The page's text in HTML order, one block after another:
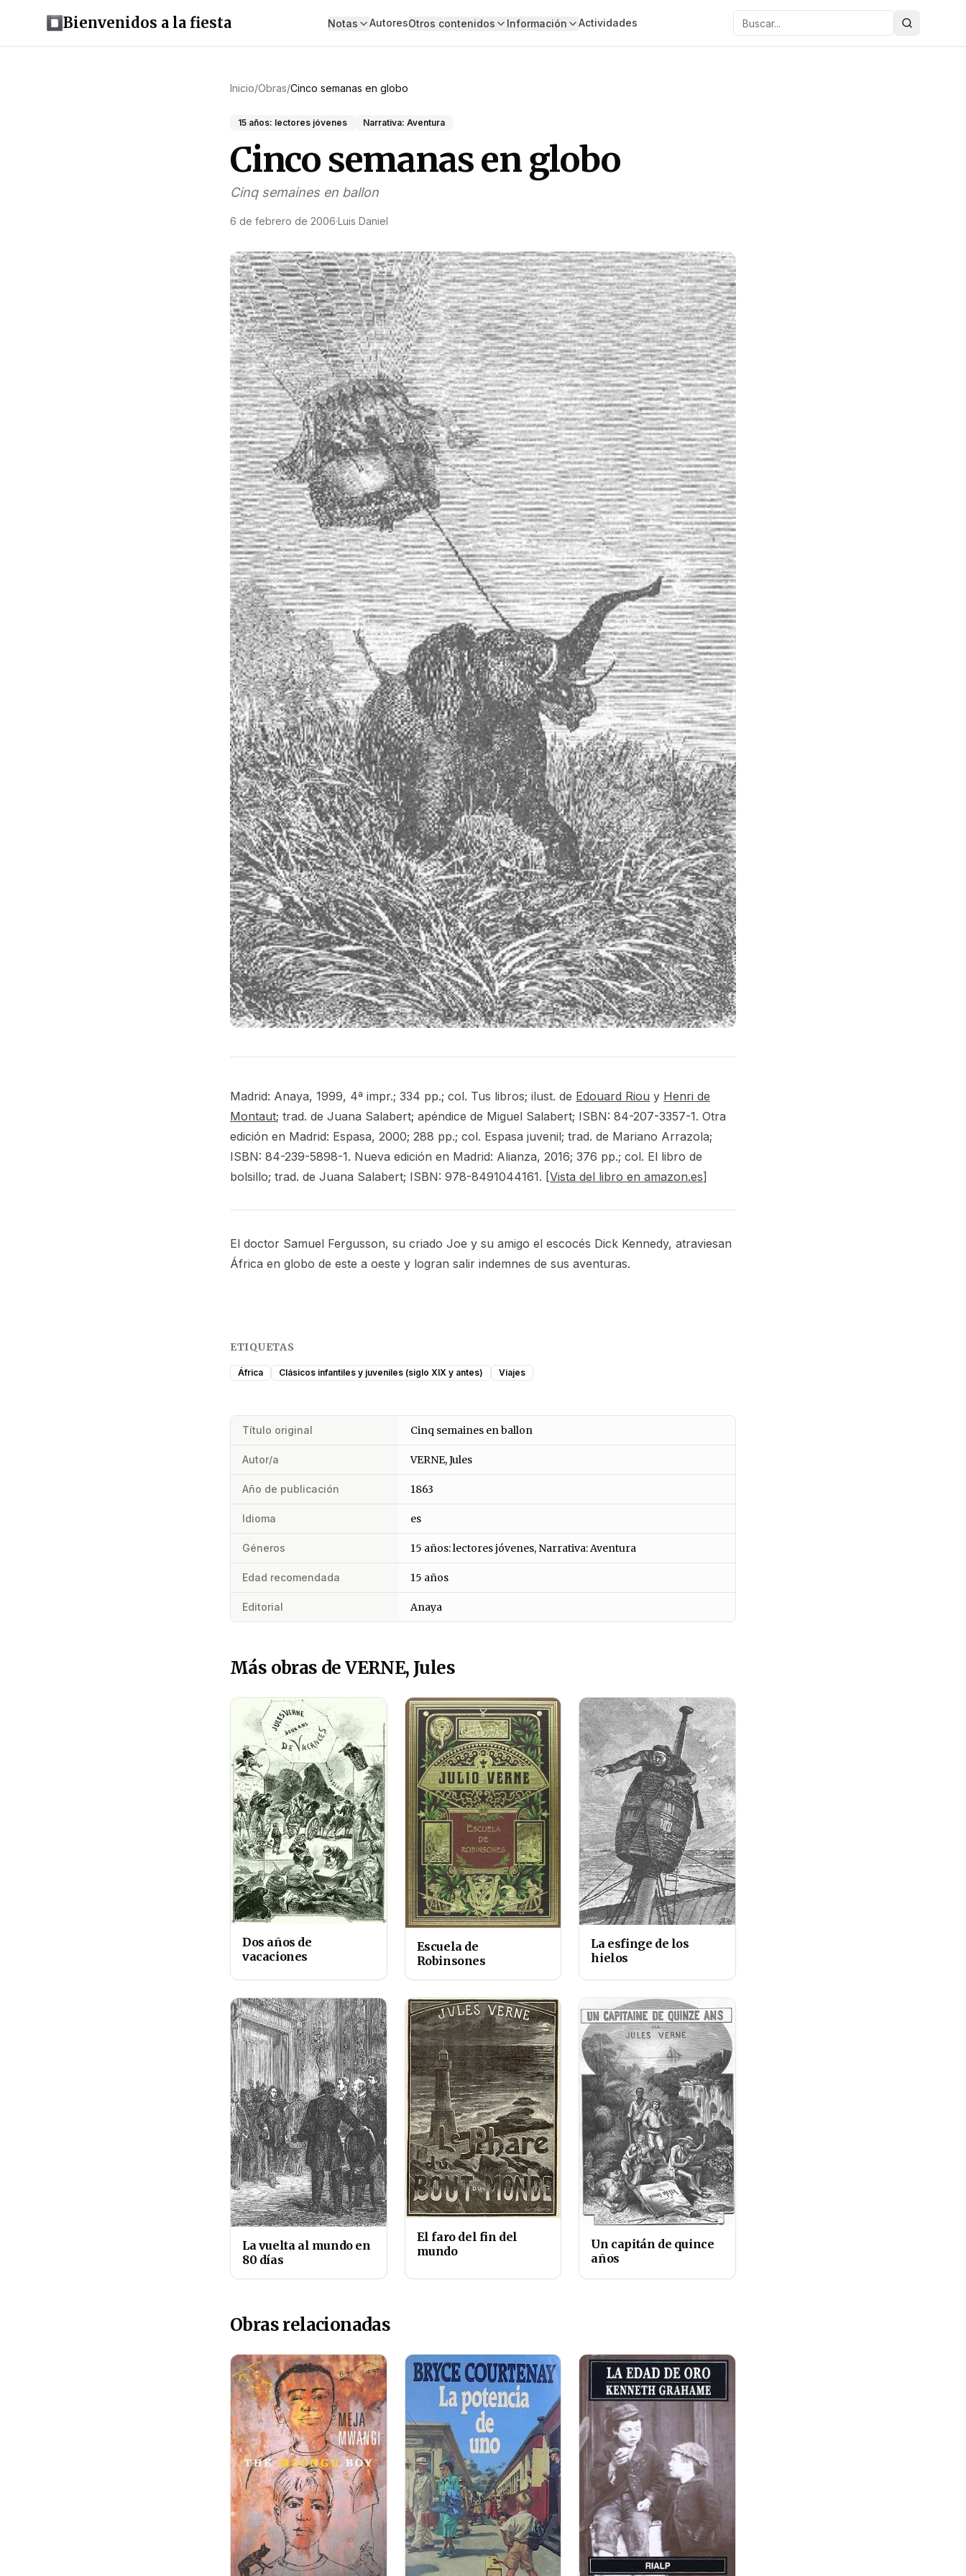
Bienvenidos a la fiesta Notas AutoresOtros contenidos Información Actividades Buscar
Inicio/Obras/Cinco semanas en globo
15 años: lectores jóvenes Narrativa: Aventura
Cinco semanas en globo
Cinq semaines en ballon
6 de febrero de 2006·Luis Daniel
Madrid: Anaya, 1999, 4ª impr.; 334 pp.; col. Tus libros; ilust. de Edouard Riou y Henri de
Montaut; trad. de Juana Salabert; apéndice de Miguel Salabert; ISBN: 84-207-3357-1. Otra
edición en Madrid: Espasa, 2000; 288 pp.; col. Espasa juvenil; trad. de Mariano Arrazola;
ISBN: 84-239-5898-1. Nueva edición en Madrid: Alianza, 2016; 376 pp.; col. El libro de
bolsillo; trad. de Juana Salabert; ISBN: 978-8491044161. [Vista del libro en amazon.es]
El doctor Samuel Fergusson, su criado Joe y su amigo el escocés Dick Kennedy, atraviesan
África en globo de este a oeste y logran salir indemnes de sus aventuras.
ETIQUETAS
África Clásicos infantiles y juveniles (siglo XIX y antes) Viajes
Título original Cinq semaines en ballon
Autor/a VERNE, Jules
Año de publicación 1863
Idioma es
Géneros 15 años: lectores jóvenes, Narrativa: Aventura
Edad recomendada 15 años
Editorial Anaya
Más obras de VERNE, Jules
Dos años de
vacaciones
Escuela de
Robinsones
La esfinge de los
hielos
La vuelta al mundo en
80 días
El faro del fin del
mundo
Un capitán de quince
años
Obras relacionadas